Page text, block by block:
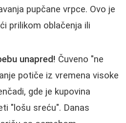
pupčane vrpce. Ovo je
prilikom oblačenja ili
unapred! Čuveno "ne
potiče iz vremena visoke
gde je kupovina
"lošu sreću". Danas